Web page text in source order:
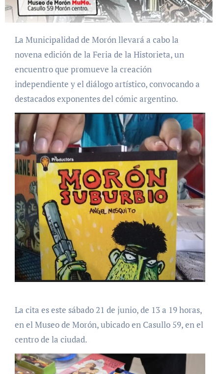
La Municipalidad de Morón llevará a cabo la
novena edición de la Feria de la Historieta, un
encuentro que promueve la creación
independiente y el diálogo artístico, convocando a
destacados exponentes del cómic argentino.
La cita es este sábado 21 de junio, de 13 a 19 horas,
en el Museo de Morón, ubicado en Casullo 59, en el
centro de la ciudad.